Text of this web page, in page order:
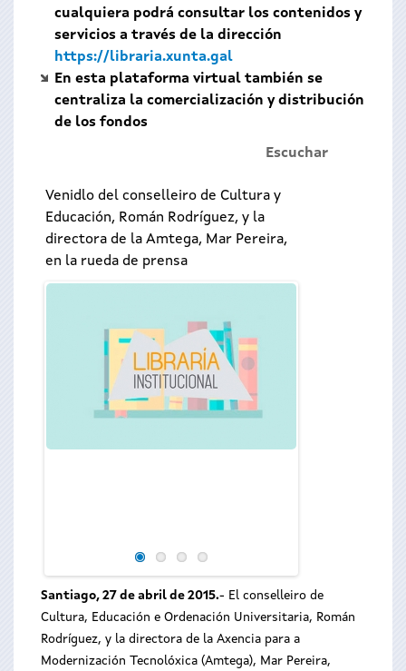
cualquiera podrá consultar los contenidos y
servicios a través de la dirección
https://libraria.xunta.gal
En esta plataforma virtual también se
centraliza la comercialización y distribución
de los fondos
Escuchar
Venidlo del conselleiro de Cultura y
Educación, Román Rodríguez, y la
directora de la Amtega, Mar Pereira,
en la rueda de prensa
Santiago, 27 de abril de 2015.- El conselleiro de
Cultura, Educación e Ordenación Universitaria, Román
Rodríguez, y la directora de la Axencia para a
Modernización Tecnolóxica (Amtega), Mar Pereira,